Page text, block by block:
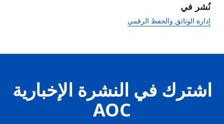
نُشر في
إدارة الوثائق والحفظ الرقمي
اشترك في النشرة الإخبارية
AOC